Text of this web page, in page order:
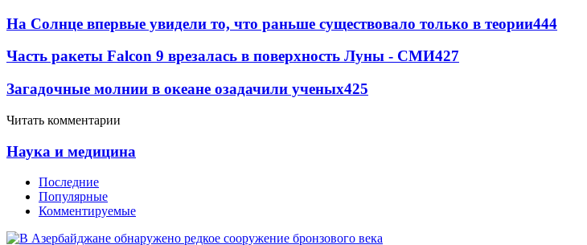
На Солнце впервые увидели то, что раньше существовало только в теории444
Часть ракеты Falcon 9 врезалась в поверхность Луны - СМИ427
Загадочные молнии в океане озадачили ученых425
Читать комментарии
Наука и медицина
Последние
Популярные
Комментируемые